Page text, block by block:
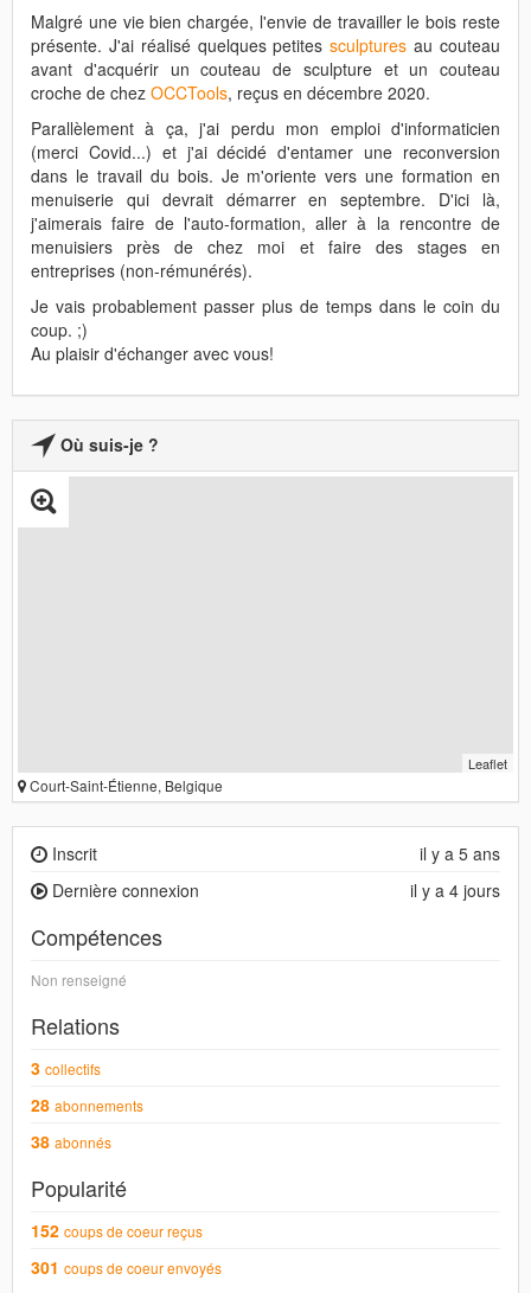
Malgré une vie bien chargée, l'envie de travailler le bois reste
présente. J'ai réalisé quelques petitessculptures au couteau
avant d'acquérir un couteau de sculpture et un couteau
croche de chez OCCTools, reçus en décembre 2020.
Parallèlement à ça, j'ai perdu mon emploi d'informaticien
(merci Covid...) et j'ai décidé d'entamer une reconversion
dans le travail du bois. Je m'oriente vers une formation en
menuiserie qui devrait démarrer en septembre. D'ici là,
j'aimerais faire de l'auto-formation, aller à la rencontre de
menuisiers près de chez moi et faire des stages en
entreprises (non-rémunérés).
Je vais probablement passer plus de temps dans le coin du
coup. ;)
Au plaisir d'échanger avec vous!
Où suis-je ?
Leaflet
Court-Saint-Étienne, Belgique
il y a 5 ans
Inscrit
il y a 4 jours
Dernière connexion
Compétences
Non renseigné
Relations
3 collectifs
28 abonnements
38 abonnés
Popularité
152 coups de coeur reçus
301 coups de coeur envoyés